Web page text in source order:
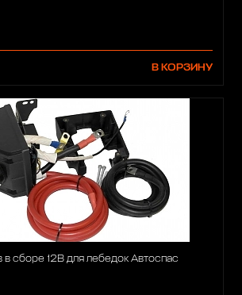
В КОРЗИНУ
в сборе 12В для лебедок Автоспас